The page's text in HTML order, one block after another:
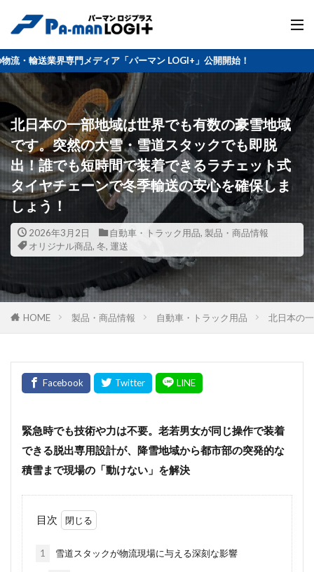
門メディア「パーマン LOGI+」公開開始！
北日本の一部地域は世界でも有数の豪雪地域
です。突然の大雪・雪道スタックでも即脱
出！誰でも短時間で装着できるラチェット式
タイヤチェーンで冬季輸送の安心を確保しま
しょう！
2026年3月2日 自動車・トラック用品, 製品・商品情報
オリジナル商品, 冬, 運送
HOME 製品・商品情報 自動車・トラック用品 北日本の
緊急時でも技術や力は不要。老若男女が同じ操作で装着
できる脱出専用設計が、降雪地域から都市部の突発的な
積雪まで現場の「動けない」を解決
目次
1 雪道スタックが物流現場に与える深刻な影響